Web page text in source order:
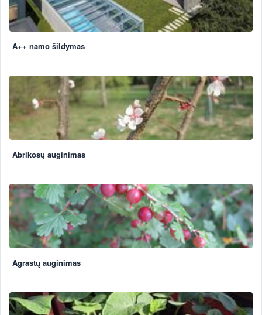
A++ namo šildymas
Abrikosų auginimas
Agrastų auginimas